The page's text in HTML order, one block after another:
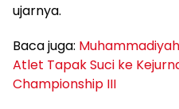
ujarnya.
Baca juga:
Atlet Tapak Suci ke
Championship III